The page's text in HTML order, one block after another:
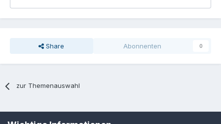
Share Abonnenten 0
zur Themenauswahl